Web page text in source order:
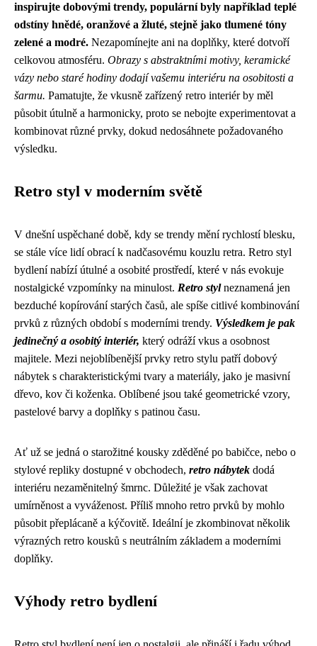
inspirujte dobovými trendy, populární byly například teplé
odstíny hnědé, oranžové a žluté, stejně jako tlumené tóny
zelené a modré. Nezapomínejte ani na doplňky, které dotvoří
celkovou atmosféru. Obrazy s abstraktními motivy, keramické
vázy nebo staré hodiny dodají vašemu interiéru na osobitosti a
šarmu. Pamatujte, že vkusně zařízený retro interiér by měl
působit útulně a harmonicky, proto se nebojte experimentovat a
kombinovat různé prvky, dokud nedosáhnete požadovaného
výsledku.
Retro styl v moderním světě
V dnešní uspěchané době, kdy se trendy mění rychlostí blesku,
se stále více lidí obrací k nadčasovému kouzlu retra. Retro styl
bydlení nabízí útulné a osobité prostředí, které v nás evokuje
nostalgické vzpomínky na minulost. Retro stylneznamená jen
bezduché kopírování starých časů, ale spíše citlivé kombinování
prvků z různých období s moderními trendy. Výsledkem je pak
jedinečný a osobitý interiér, který odráží vkus a osobnost
majitele. Mezi nejoblíbenější prvky retro stylu patří dobový
nábytek s charakteristickými tvary a materiály, jako je masivní
dřevo, kov či koženka. Oblíbené jsou také geometrické vzory,
pastelové barvy a doplňky s patinou času.
Ať už se jedná o starožitné kousky zděděné po babičce, nebo o
stylové repliky dostupné v obchodech, retro nábytek dodá
interiéru nezaměnitelný šmrnc. Důležité je však zachovat
umírněnost a vyváženost. Příliš mnoho retro prvků by mohlo
působit přeplácaně a kýčovitě. Ideální je zkombinovat několik
výrazných retro kousků s neutrálním základem a moderními
doplňky.
Výhody retro bydlení